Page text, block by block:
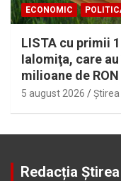
ECONOMIC
LISTA cu primii
Ialomiţa, care
milioane de RON
5 august 2026 Ştirea
Redacția Știrea